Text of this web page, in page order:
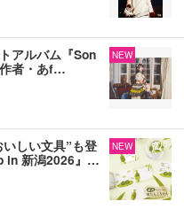
アルバム『Son
者・あf…
NEW
しい文具”も登
in 新潟2026』…
NEW